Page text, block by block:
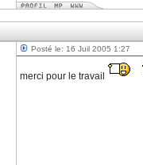
Posté le: 16 Juil 2005 1:27
merci pour le travail